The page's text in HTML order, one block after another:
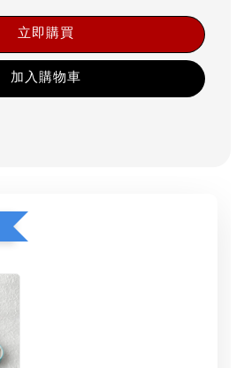
立即購買
加入購物車